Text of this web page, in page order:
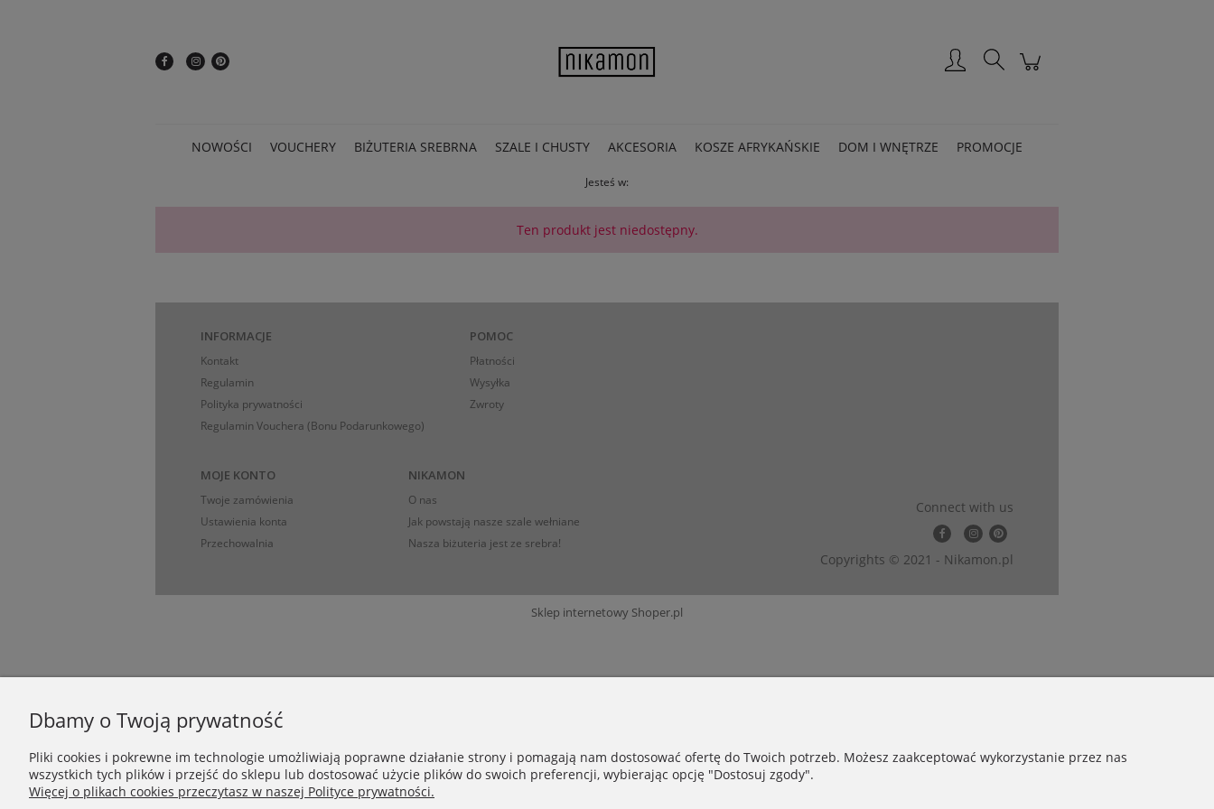
NOWOŚCI VOUCHERY BIŻUTERIA SREBRNA SZALE I CHUSTY AKCESORIA KOSZE AFRYKAŃSKIE DOM I WNĘTRZE PROMOCJE
Jesteś w:
Ten produkt jest niedostępny.
INFORMACJE
Kontakt
Regulamin
Polityka prywatności
Regulamin Vouchera (Bonu Podarunkowego)
POMOC
Płatności
Wysyłka
Zwroty
MOJE KONTO
Twoje zamówienia
Ustawienia konta
Przechowalnia
NIKAMON
O nas
Jak powstają nasze szale wełniane
Nasza biżuteria jest ze srebra!
Connect with us
Copyrights © 2021 - Nikamon.pl
Sklep internetowy Shoper.pl
Dbamy o Twoją prywatność
Pliki cookies i pokrewne im technologie umożliwiają poprawne działanie strony i pomagają nam dostosować ofertę do Twoich potrzeb. Możesz zaakceptować wykorzystanie przez nas
wszystkich tych plików i przejść do sklepu lub dostosować użycie plików do swoich preferencji, wybierając opcję "Dostosuj zgody".
Więcej o plikach cookies przeczytasz w naszej Polityce prywatności.